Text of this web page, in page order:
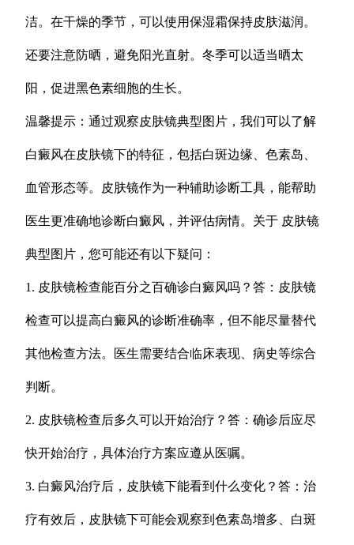
洁。在干燥的季节，可以使用保湿霜保持皮肤滋润。
还要注意防晒，避免阳光直射。冬季可以适当晒太
阳，促进黑色素细胞的生长。
温馨提示：通过观察皮肤镜典型图片，我们可以了解
白癜风在皮肤镜下的特征，包括白斑边缘、色素岛、
血管形态等。皮肤镜作为一种辅助诊断工具，能帮助
医生更准确地诊断白癜风，并评估病情。关于 皮肤镜
典型图片，您可能还有以下疑问：
1. 皮肤镜检查能百分之百确诊白癜风吗？答：皮肤镜
检查可以提高白癜风的诊断准确率，但不能尽量替代
其他检查方法。医生需要结合临床表现、病史等综合
判断。
2. 皮肤镜检查后多久可以开始治疗？答：确诊后应尽
快开始治疗，具体治疗方案应遵从医嘱。
3. 白癜风治疗后，皮肤镜下能看到什么变化？答：治
疗有效后，皮肤镜下可能会观察到色素岛增多、白斑